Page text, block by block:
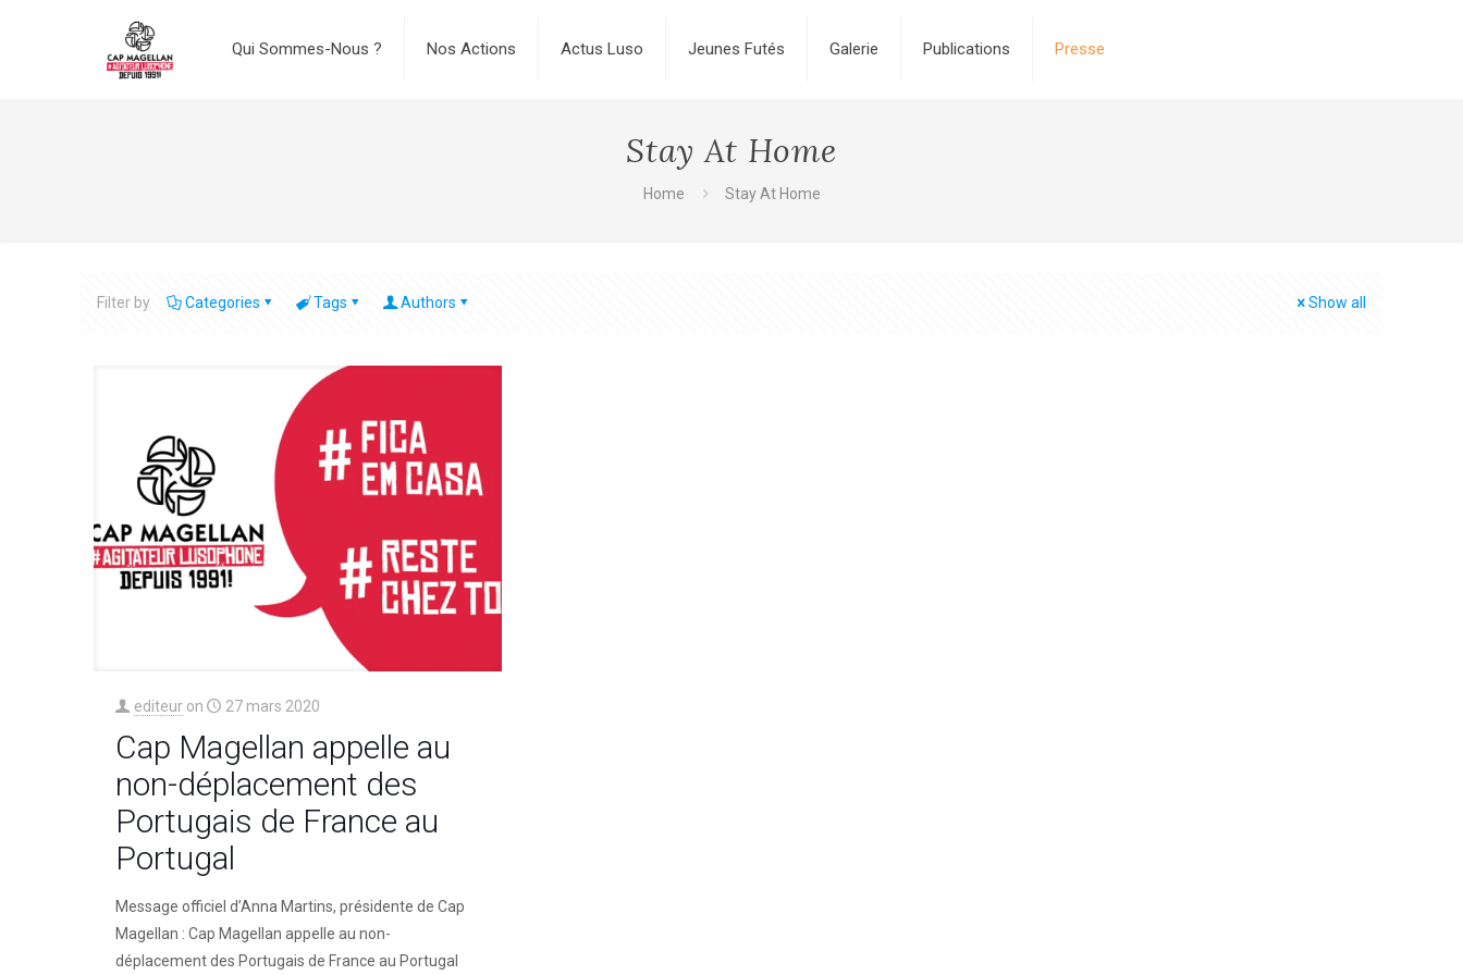
Qui Sommes-Nous ? Nos Actions Actus Luso Jeunes Futés Galerie Publications Presse
Stay At Home
Home Stay At Home
Filter by Categories Tags Authors Show all
editeur on 27 mars 2020
Cap Magellan appelle au
non-déplacement des
Portugais de France au
Portugal
Message officiel d’Anna Martins, présidente de Cap
Magellan : Cap Magellan appelle au non-
déplacement des Portugais de France au Portugal